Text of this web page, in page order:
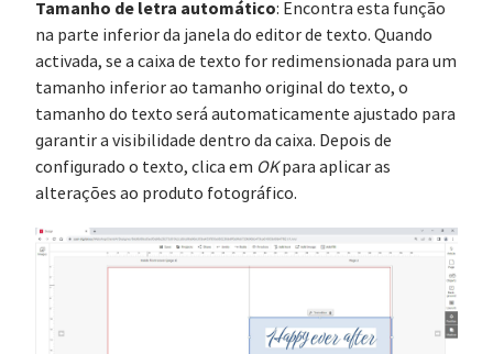
Tamanho de letra automático: Encontra esta função
na parte inferior da janela do editor de texto. Quando
activada, se a caixa de texto for redimensionada para um
tamanho inferior ao tamanho original do texto, o
tamanho do texto será automaticamente ajustado para
garantir a visibilidade dentro da caixa. Depois de
configurado o texto, clica em OKpara aplicar as
alterações ao produto fotográfico.